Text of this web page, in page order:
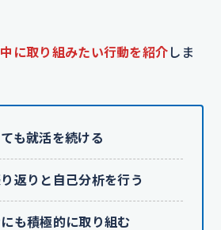
に取り組みたい行動を紹介 しま
も就活を続ける
返りと自己分析を行う
も積極的に取り組む